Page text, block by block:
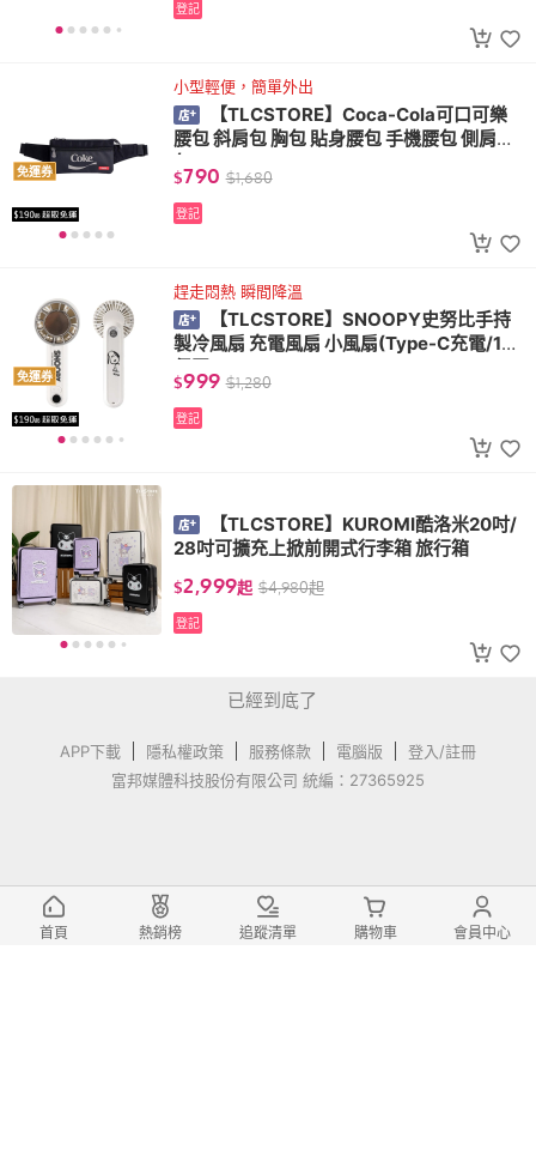
登記
免運券
小型輕便，簡單外出
【TLCSTORE】Coca-Cola可口可樂
腰包 斜肩包 胸包 貼身腰包 手機腰包 側肩腰
$790 $1,680
登記
免運券
趕走悶熱 瞬間降溫
【TLCSTORE】SNOOPY史努比手持
製冷風扇 充電風扇 小風扇(Type-C充電/1年
$999 $1,280
登記
【TLCSTORE】KUROMI酷洛米20吋/
28吋可擴充上掀前開式行李箱 旅行箱
$2,999起 $4,980起
登記
已經到底了
APP下載 隱私權政策 服務條款 電腦版
登入/註冊
富邦媒體科技股份有限公司 統編：27365925
首頁 熱銷榜 追蹤清單 購物車 會員中心